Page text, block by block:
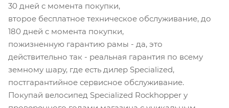
30 дней с момента покупки,
второе бесплатное техническое обслуживание, до
180 дней с момента покупки,
пожизненную гарантию рамы - да, это
действительно так - реальная гарантия по всему
земному шару, где есть дилер Specialized,
постгарантийное сервисное обслуживание.
Покупай велосипед Specialized Rockhopper у